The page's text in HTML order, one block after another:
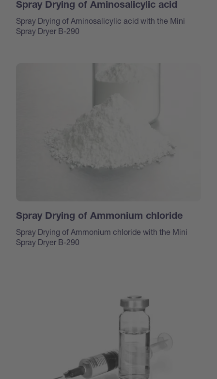
Spray Drying of Aminosalicylic acid
Spray Drying of Aminosalicylic acid with the Mini
Spray Dryer B-290
Spray Drying of Ammonium chloride
Spray Drying of Ammonium chloride with the Mini
Spray Dryer B-290